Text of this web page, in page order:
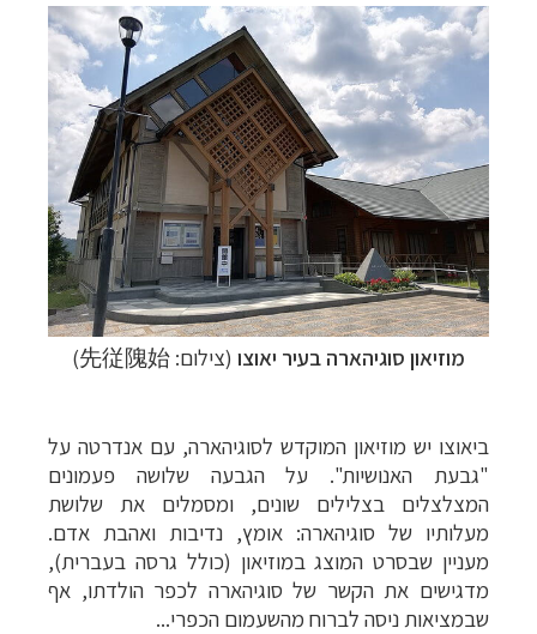
מוזיאון סוגיהארה בעיר יאוצו (צילום: 先従隗始)
ביאוצו יש מוזיאון המוקדש לסוגיהארה, עם אנדרטה על
"גבעת האנושיות". על הגבעה שלושה פעמונים
המצלצלים בצלילים שונים, ומסמלים את שלושת
מעלותיו של סוגיהארה: אומץ, נדיבות ואהבת אדם.
מעניין שבסרט המוצג במוזיאון (כולל גרסה בעברית),
מדגישים את הקשר של סוגיהארה לכפר הולדתו, אף
שבמציאות ניסה לברוח מהשעמום הכפרי...